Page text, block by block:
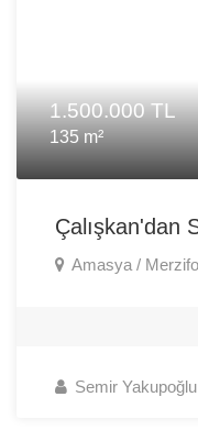
1.500.000 TL
135 m²
Çalışkan'dan
Amasya /
Semir Yakupoğlu